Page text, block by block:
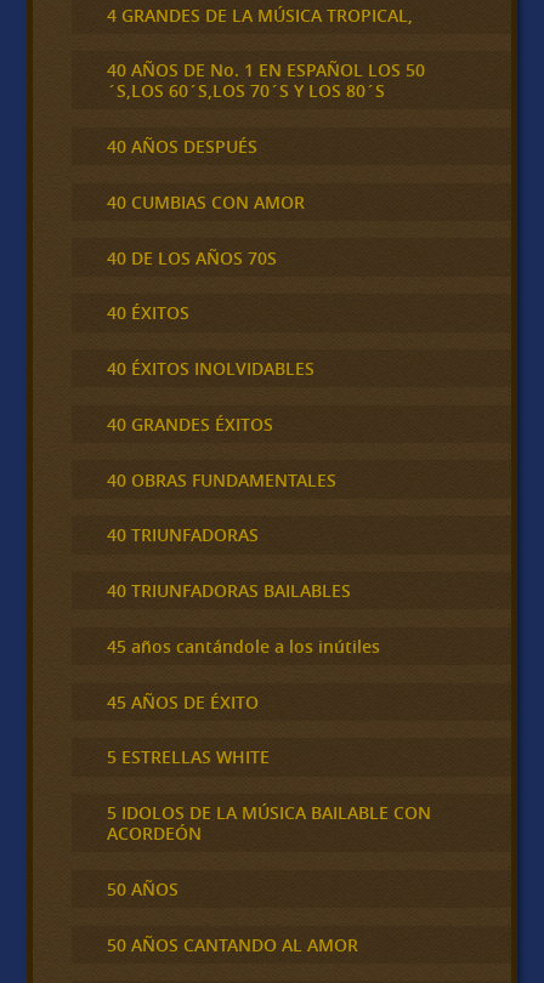
4 GRANDES DE LA MÚSICA TROPICAL,
40 AÑOS DE No. 1 EN ESPAÑOL LOS 50
´S,LOS 60´S,LOS 70´S Y LOS 80´S
40 AÑOS DESPUÉS
40 CUMBIAS CON AMOR
40 DE LOS AÑOS 70S
40 ÉXITOS
40 ÉXITOS INOLVIDABLES
40 GRANDES ÉXITOS
40 OBRAS FUNDAMENTALES
40 TRIUNFADORAS
40 TRIUNFADORAS BAILABLES
45 años cantándole a los inútiles
45 AÑOS DE ÉXITO
5 ESTRELLAS WHITE
5 IDOLOS DE LA MÚSICA BAILABLE CON
ACORDEÓN
50 AÑOS
50 AÑOS CANTANDO AL AMOR